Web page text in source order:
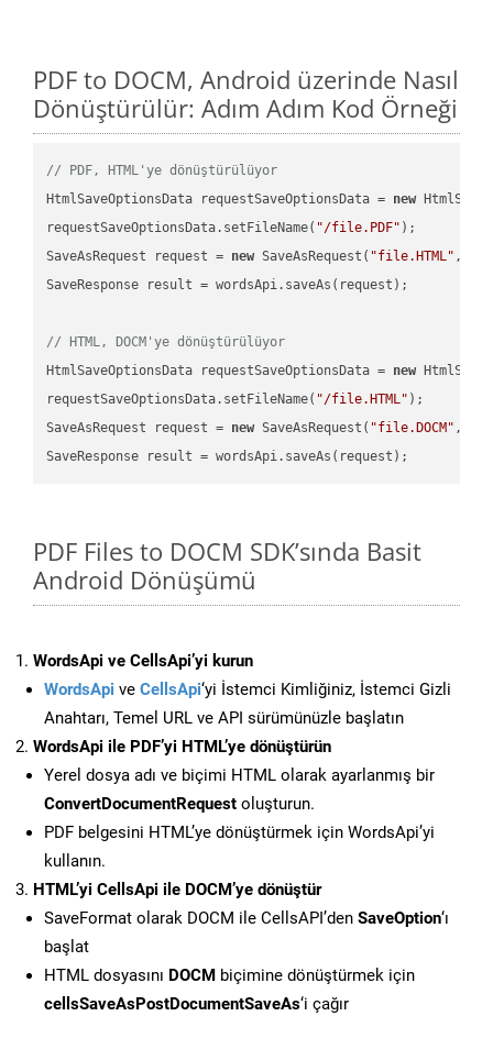
PDF to DOCM, Android üzerinde Nasıl
Dönüştürülür: Adım Adım Kod Örneği
// PDF, HTML'ye dönüştürülüyor
HtmlSaveOptionsData requestSaveOptionsData = new
requestSaveOptionsData.setFileName( "/file.PDF" );
SaveAsRequest request = new SaveAsRequest( "file.HTML"
SaveResponse result = wordsApi.saveAs(request);
// HTML, DOCM'ye dönüştürülüyor
HtmlSaveOptionsData requestSaveOptionsData = new
requestSaveOptionsData.setFileName( "/file.HTML" );
SaveAsRequest request = new SaveAsRequest( "file.DOCM"
PDF Files to DOCM SDK’sında Basit
Android Dönüşümü
WordsApi ve CellsApi’yi kurun
WordsApi ve CellsApi‘yi İstemci Kimliğiniz, İstemci Gizli
Anahtarı, Temel URL ve API sürümünüzle başlatın
WordsApi ile PDF’yi HTML’ye dönüştürün
Yerel dosya adı ve biçimi HTML olarak ayarlanmış bir
ConvertDocumentRequest oluşturun.
PDF belgesini HTML’ye dönüştürmek için WordsApi’yi
kullanın.
HTML’yi CellsApi ile DOCM’ye dönüştür
SaveFormat olarak DOCM ile CellsAPI’den SaveOption‘ı
başlat
HTML dosyasını DOCM biçimine dönüştürmek için
cellsSaveAsPostDocumentSaveAs‘i çağır